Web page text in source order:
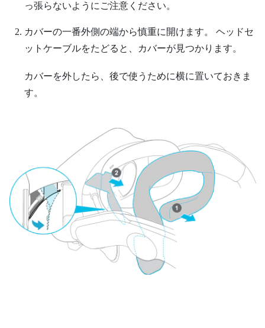
っ張らないようにご注意ください。
カバーの一番外側の端から慎重に開けます。 ヘッドセ
ットケーブルをたどると、カバーが見つかります。
カバーを外したら、後で使うために横に置いておきま
す。